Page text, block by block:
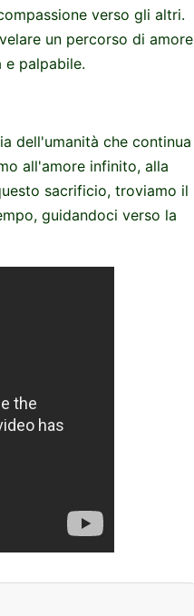
verso gli altri.
un percorso di amore
e palpabile.
dell'umanità che continua
all'amore infinito, alla
sacrificio, troviamo il
guidandoci verso la